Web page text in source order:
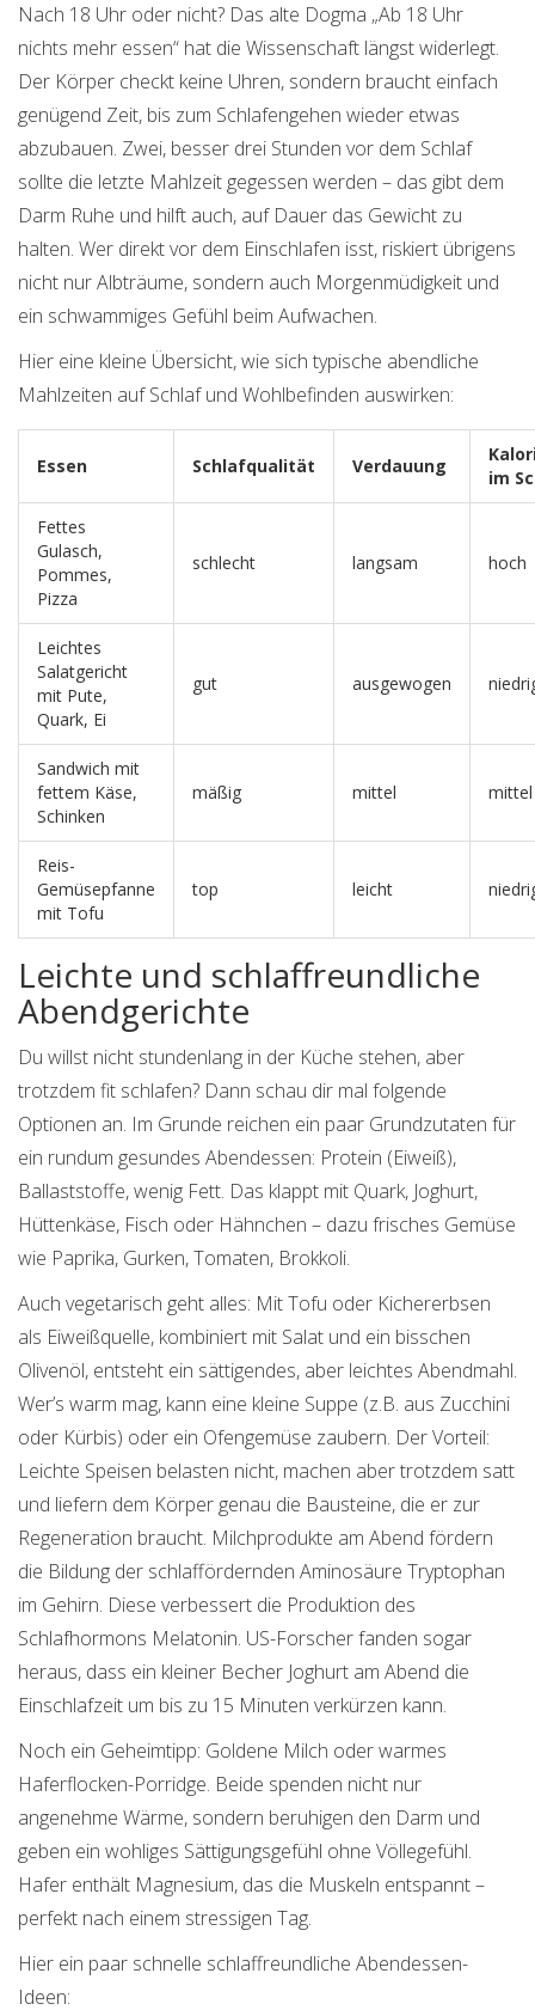
Nach 18 Uhr oder nicht? Das alte Dogma „Ab 18 Uhr
nichts mehr essen“ hat die Wissenschaft längst widerlegt.
Der Körper checkt keine Uhren, sondern braucht einfach
genügend Zeit, bis zum Schlafengehen wieder etwas
abzubauen. Zwei, besser drei Stunden vor dem Schlaf
sollte die letzte Mahlzeit gegessen werden – das gibt dem
Darm Ruhe und hilft auch, auf Dauer das Gewicht zu
halten. Wer direkt vor dem Einschlafen isst, riskiert übrigens
nicht nur Albträume, sondern auch Morgenmüdigkeit und
ein schwammiges Gefühl beim Aufwachen.
Hier eine kleine Übersicht, wie sich typische abendliche
Mahlzeiten auf Schlaf und Wohlbefinden auswirken:
Essen Schlafqualität Verdauung
im
Fettes
Gulasch,
Pommes,
Pizza
schlecht langsam hoch
Leichtes
Salatgericht
mit Pute,
Quark, Ei
gut ausgewogen
Sandwich mit
fettem Käse,
Schinken
mäßig mittel mittel
Reis-
Gemüsepfanne
mit Tofu
top leicht
Leichte und schlaffreundliche
Abendgerichte
Du willst nicht stundenlang in der Küche stehen, aber
trotzdem fit schlafen? Dann schau dir mal folgende
Optionen an. Im Grunde reichen ein paar Grundzutaten für
ein rundum gesundes Abendessen: Protein (Eiweiß),
Ballaststoffe, wenig Fett. Das klappt mit Quark, Joghurt,
Hüttenkäse, Fisch oder Hähnchen – dazu frisches Gemüse
wie Paprika, Gurken, Tomaten, Brokkoli.
Auch vegetarisch geht alles: Mit Tofu oder Kichererbsen
als Eiweißquelle, kombiniert mit Salat und ein bisschen
Olivenöl, entsteht ein sättigendes, aber leichtes Abendmahl.
Wer’s warm mag, kann eine kleine Suppe (z.B. aus Zucchini
oder Kürbis) oder ein Ofengemüse zaubern. Der Vorteil:
Leichte Speisen belasten nicht, machen aber trotzdem satt
und liefern dem Körper genau die Bausteine, die er zur
Regeneration braucht. Milchprodukte am Abend fördern
die Bildung der schlaffördernden Aminosäure Tryptophan
im Gehirn. Diese verbessert die Produktion des
Schlafhormons Melatonin. US-Forscher fanden sogar
heraus, dass ein kleiner Becher Joghurt am Abend die
Einschlafzeit um bis zu 15 Minuten verkürzen kann.
Noch ein Geheimtipp: Goldene Milch oder warmes
Haferflocken-Porridge. Beide spenden nicht nur
angenehme Wärme, sondern beruhigen den Darm und
geben ein wohliges Sättigungsgefühl ohne Völlegefühl.
Hafer enthält Magnesium, das die Muskeln entspannt –
perfekt nach einem stressigen Tag.
Hier ein paar schnelle schlaffreundliche Abendessen-
Ideen: